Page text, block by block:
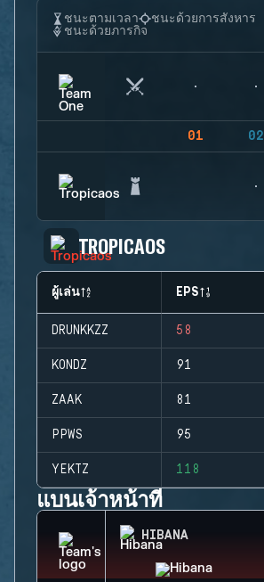
ชนะตามเวลา
ชนะด้วยการสังหาร
ชนะด้วยภารกิจ
01 02
TROPICAOS
ผู้เล่น EPS
DRUNKKZZ 58
KONDZ 91
ZAAK 81
PPWS 95
YEKTZ 118
แบนเจ้าหน้าที่
HIBANA